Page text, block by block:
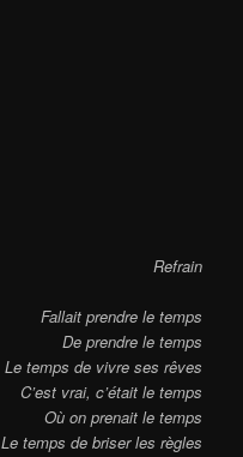
Refrain
Fallait prendre le temps
De prendre le temps
Le temps de vivre ses rêves
C’est vrai, c’était le temps
Où on prenait le temps
Le temps de briser les règles